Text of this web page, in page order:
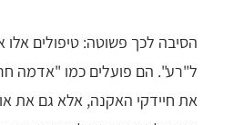
הסיבה לכך פשוטה: טיפולים אלו
ל"רע". הם פועלים כמו "אדמה
את חיידקי האקנה, אלא גם את